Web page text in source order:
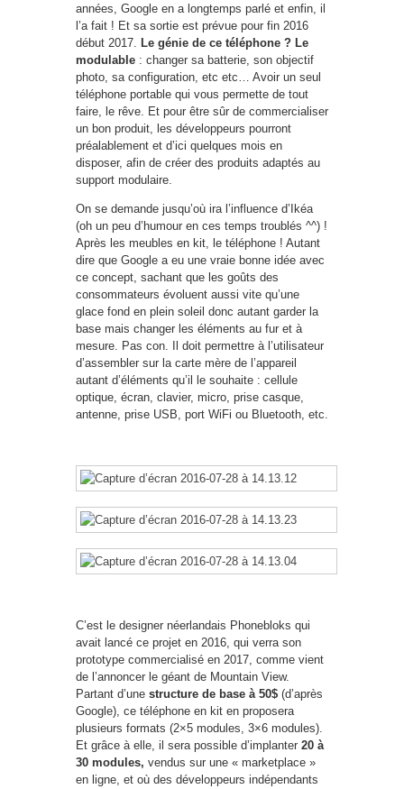
années, Google en a longtemps parlé et enfin, il
l’a fait ! Et sa sortie est prévue pour fin 2016
début 2017. Le génie de ce téléphone ? Le
modulable : changer sa batterie, son objectif
photo, sa configuration, etc etc… Avoir un seul
téléphone portable qui vous permette de tout
faire, le rêve. Et pour être sûr de commercialiser
un bon produit, les développeurs pourront
préalablement et d’ici quelques mois en
disposer, afin de créer des produits adaptés au
support modulaire.
On se demande jusqu’où ira l’influence d’Ikéa
(oh un peu d’humour en ces temps troublés ^^) !
Après les meubles en kit, le téléphone ! Autant
dire que Google a eu une vraie bonne idée avec
ce concept, sachant que les goûts des
consommateurs évoluent aussi vite qu’une
glace fond en plein soleil donc autant garder la
base mais changer les éléments au fur et à
mesure. Pas con. Il doit permettre à l’utilisateur
d’assembler sur la carte mère de l’appareil
autant d’éléments qu’il le souhaite : cellule
optique, écran, clavier, micro, prise casque,
antenne, prise USB, port WiFi ou Bluetooth, etc.
C’est le designer néerlandais Phonebloks qui
avait lancé ce projet en 2016, qui verra son
prototype commercialisé en 2017, comme vient
de l’annoncer le géant de Mountain View.
Partant d’une structure de base à 50$ (d’après
Google), ce téléphone en kit en proposera
plusieurs formats (2×5 modules, 3×6 modules).
Et grâce à elle, il sera possible d’implanter 20 à
30 modules, vendus sur une « marketplace »
en ligne, et où des développeurs indépendants